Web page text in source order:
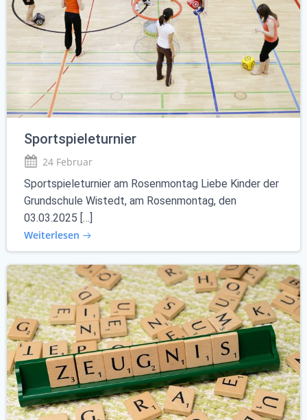
Sportspieleturnier
24 Februar
Sportspieleturnier am Rosenmontag Liebe Kinder der
Grundschule Wistedt, am Rosenmontag, den
03.03.2025 […]
Weiterlesen